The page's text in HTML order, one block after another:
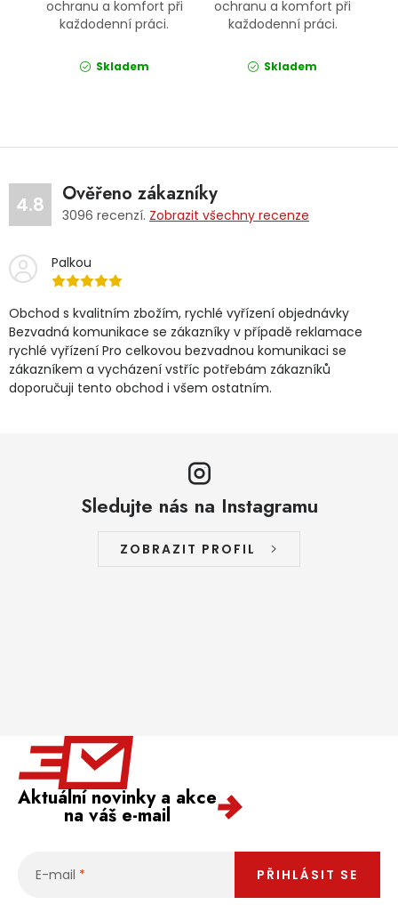
ochranu a komfort při
každodenní práci.
Skladem
ochranu a komfort při
každodenní práci.
Skladem
4.8 Ověřeno zákazníky
3096 recenzí. Zobrazit všechny recenze
Palkou
Obchod s kvalitním zbožím, rychlé vyřízení objednávky
Bezvadná komunikace se zákazníky v případě reklamace
rychlé vyřízení Pro celkovou bezvadnou komunikaci se
zákazníkem a vycházení vstříc potřebám zákazníků
doporučuji tento obchod i všem ostatním.
Sledujte nás na Instagramu
ZOBRAZIT PROFIL
Aktuální novinky a akce
na váš e-mail
E-mail PŘIHLÁSIT SE